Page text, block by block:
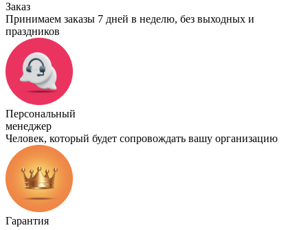
Заказ
Принимаем заказы 7 дней в неделю, без выходных и
праздников
Персональный
менеджер
Человек, который будет сопровождать вашу организацию
Гарантия